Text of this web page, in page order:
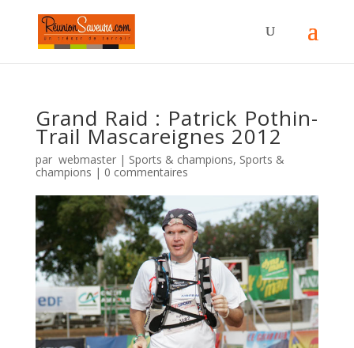
Grand Raid : Patrick Pothin-
Trail Mascareignes 2012
par webmaster| Sports & champions, Sports &
champions | 0 commentaires